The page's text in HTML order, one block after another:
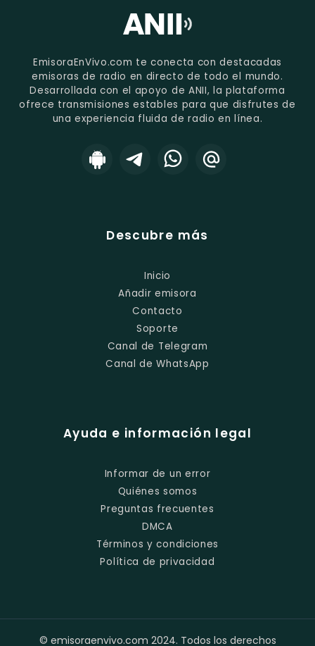
EmisoraEnVivo.com te conecta con destacadas
emisoras de radio en directo de todo el mundo.
Desarrollada con el apoyo de ANII, la plataforma
ofrece transmisiones estables para que disfrutes de
una experiencia fluida de radio en línea.
Descubre más
Inicio
Añadir emisora
Contacto
Soporte
Canal de Telegram
Canal de WhatsApp
Ayuda e información legal
Informar de un error
Quiénes somos
Preguntas frecuentes
DMCA
Términos y condiciones
Política de privacidad
© emisoraenvivo.com 2024. Todos los derechos